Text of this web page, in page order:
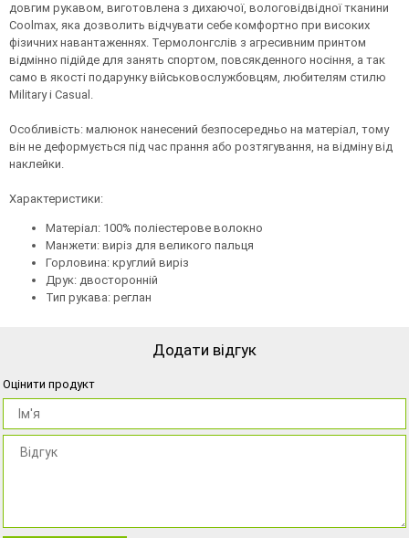
довгим рукавом, виготовлена ​​з дихаючої, вологовідвідної тканини
Coolmax, яка дозволить відчувати себе комфортно при високих
фізичних навантаженнях. Термолонгслів з агресивним принтом
відмінно підійде для занять спортом, повсякденного носіння, а так
само в якості подарунку військовослужбовцям, любителям стилю
Military і Casual.
Особливість: малюнок нанесений безпосередньо на матеріал, тому
він не деформується під час прання або розтягування, на відміну від
наклейки.
Характеристики:
Матеріал: 100% поліестерове волокно
Манжети: виріз для великого пальця
Горловина: круглий виріз
Друк: двосторонній
Тип рукава: реглан
Додати відгук
Оцінити продукт